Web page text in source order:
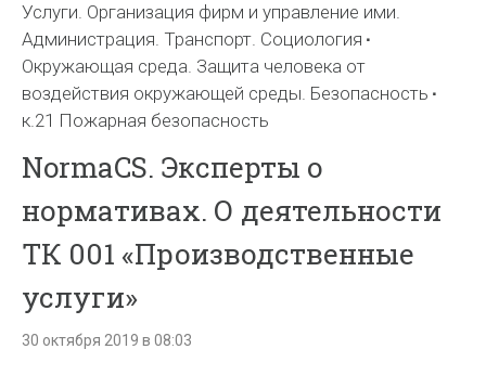
Услуги. Организация фирм и управление ими.
Администрация. Транспорт. Социология
Окружающая среда. Защита человека от
воздействия окружающей среды. Безопасность
к.21 Пожарная безопасность
NormaCS. Эксперты о
нормативах. О деятельности
ТК 001 «Производственные
услуги»
30 октября 2019 в 08:03